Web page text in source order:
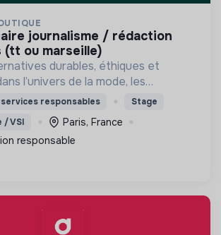
(tt ou marseille)
durables, éthiques et
l’univers de la mode, les
déco et le bien-être, pour femmes,
responsables
Stage
/ VSI
Paris, France
responsable